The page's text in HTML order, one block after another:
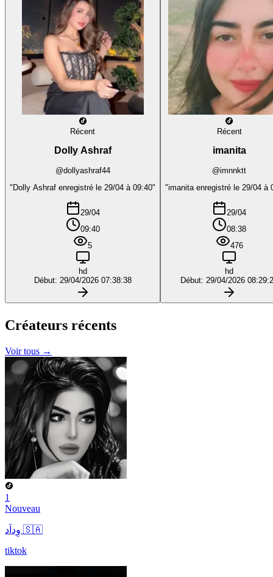
Récent
Dolly Ashraf
@dollyashraf44
"Dolly Ashraf enregistré le 29/04 à 09:40"
29/04
09:40
5
hd
Début: 29/04/2026 07:38:38
Récent
imanita
@imnnktt
"imanita enregistré le 29/04 à
29/04
08:38
476
hd
Début: 29/04/2026
Créateurs récents
Voir tous →
1
Nouveau
وِداَد 🇸🇦
tiktok